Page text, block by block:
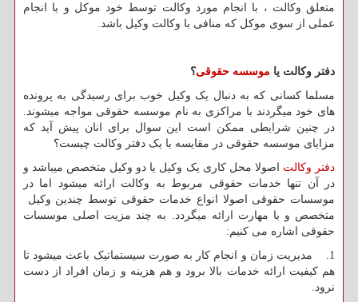
متعلق وکالت ، با انجام مورد وکالت توسط خود موکل و با انجام
عملی از سوی موکل که منافی با وکالت وکیل باشد.
دفتر وکالت یا موسسه حقوقی؟
مسلما کسانی که به دنبال یک وکیل خوب برای رسیدگی به پرونده
های خود میگردند با مراکزی به نام موسسه حقوقی مواجه میشوند.
در چنین شرایطی ممکن است این سوال برای انان پیش آید که
مزایای موسسه حقوقی در مقایسه با یک دفتر وکالت چیست؟
دفتر وکالت اصولا محل کاری یک وکیل یا دو وکیل متخصص میباشد و
در آن تنها خدمات حقوقی مربوط به وکالت ارائه میشود اما در
موسسات حقوقی اصولا انواع خدمات حقوقی توسط چندین وکیل
متخصص و با مهارت ارائه میگردد. به چند مزیت اصلی موسسات
حقوقی اشاره می کنیم:
1. مدیریت زمان و انجام کار به صورت سیستماتیک باعث میشود تا
هم کیفیت ارائه خدمات بالا برود و هم هزینه و زمان افراد از دست
نرود.